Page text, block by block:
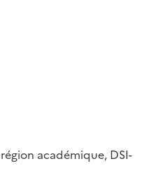
académique, DSI-